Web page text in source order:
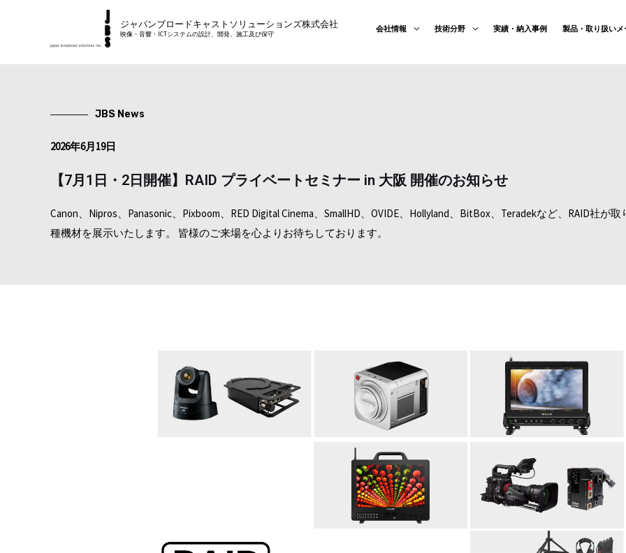
ジャパンブロードキャストソリューションズ株式会社
映像・音響・ICTシステムの設計、開発、施工及び保守
会社情報 技術分野 実績・納入事例 製品・取り扱いメ
JBS News
2026年6月19日
【7月1日・2日開催】RAID プライベートセミナー in 大阪 開催のお知らせ
Canon、Nipros、Panasonic、Pixboom、RED Digital Cinema、SmallHD、OVIDE、Hollyland、BitBox、Teradekなど、RAID社
種機材を展示いたします。 皆様のご来場を心よりお待ちしております。